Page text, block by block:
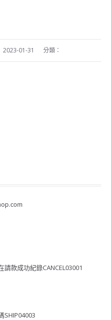
2023-01-31 分類：
款成功紀錄CANCEL03001
SHIP04003